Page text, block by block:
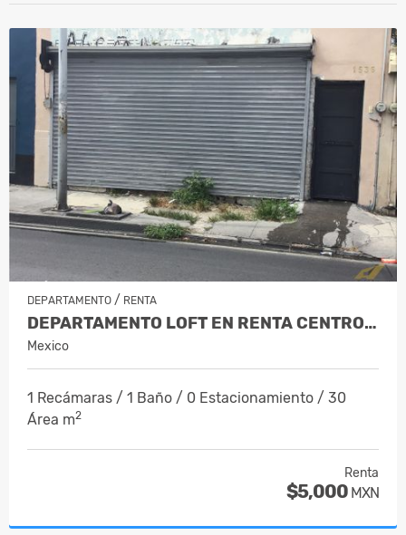
DEPARTAMENTO / RENTA
DEPARTAMENTO LOFT EN RENTA CENTRO DE…
Mexico
1 Recámaras / 1 Baño / 0 Estacionamiento / 30
Área m2
Renta
$5,000 MXN